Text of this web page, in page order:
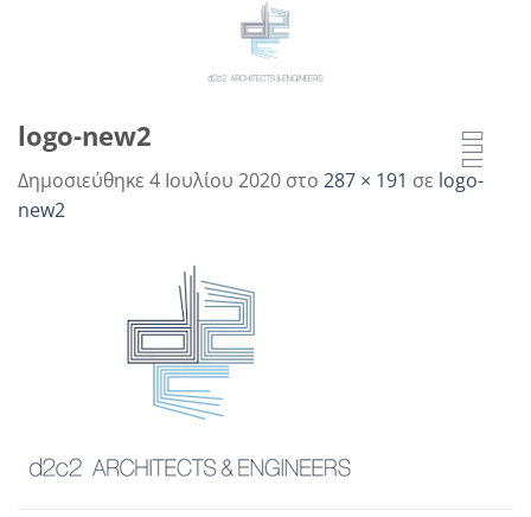
logo-new2
Δημοσιεύθηκε 4 Ιουλίου 2020 στο 287 × 191 σε logo-
new2